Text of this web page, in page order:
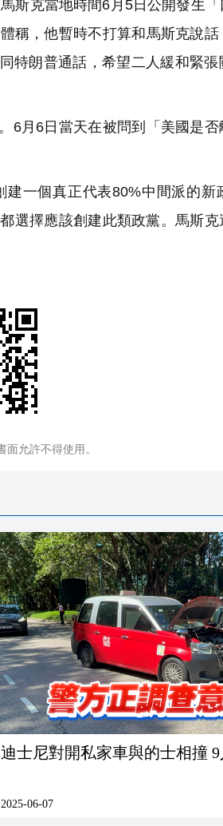
斯克當地時間6月5日公開發生「
稱，他暫時不打算和馬斯克說
特朗普通話，希望二人緩和緊張
月6日當天在被問到「美國是否
一個真正代表80%中間派的新
選擇應該創建此類政黨。馬斯
允許不得使用。
迪士尼對開私家車與的士相撞
2025-06-07